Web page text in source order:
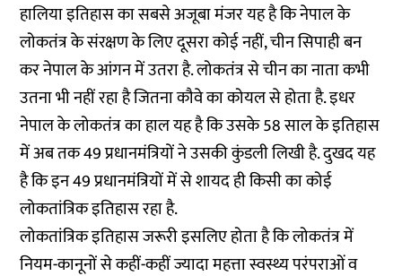
हालिया इतिहास का सबसे अजूबा मंजर यह है कि नेपाल के
लोकतंत्र के संरक्षण के लिए दूसरा कोई नहीं, चीन सिपाही बन
कर नेपाल के आंगन में उतरा है. लोकतंत्र से चीन का नाता कभी
उतना भी नहीं रहा है जितना कौवे का कोयल से होता है. इधर
नेपाल के लोकतंत्र का हाल यह है कि उसके 58 साल के इतिहास
में अब तक 49 प्रधानमंत्रियों ने उसकी कुंडली लिखी है. दुखद यह
है कि इन 49 प्रधानमंत्रियों में से शायद ही किसी का कोई
लोकतांत्रिक इतिहास रहा है.
लोकतांत्रिक इतिहास जरूरी इसलिए होता है कि लोकतंत्र में
नियम-कानूनों से कहीं-कहीं ज्यादा महत्ता स्वस्थ्य परंपराओं व